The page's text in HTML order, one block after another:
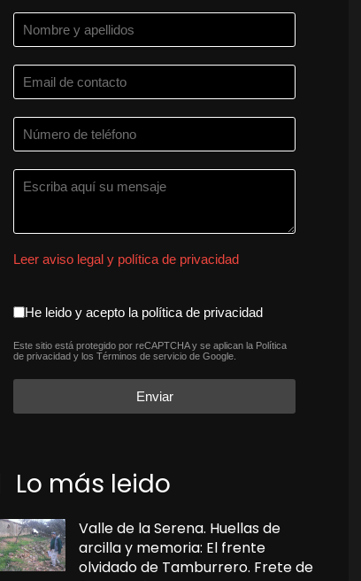
Leer aviso legal y política de privacidad
aceptacion política de
He leido y acepto la política de privacidad
reCAPTCHA*
Este sitio está protegido por reCAPTCHA y se aplican la Política
de privacidad y losTérminos de servicio de Google.
Enviar
Lo más leido
Valle de la Serena. Huellas de
arcilla y memoria: El frente
olvidado de Tamburrero. Frete de